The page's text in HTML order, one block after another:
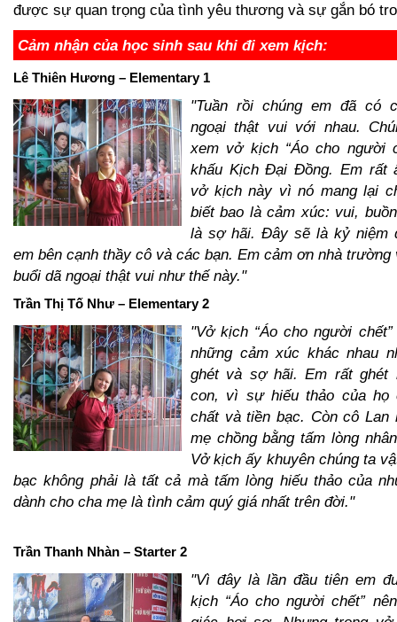
được sự quan trọng của tình yêu thương và sự gắn bó
Cảm nhận của học sinh sau khi đi xem kịch:
Lê Thiên Hương – Elementary 1
"Tuần rồi chúng em đã có
ngoại thật vui với nhau.
xem vở kịch “Áo cho người
khấu Kịch Đại Đồng. Em rất
vở kịch này vì nó mang lại
biết bao là cảm xúc: vui,
là sợ hãi. Đây sẽ là kỷ niệm
em bên cạnh thầy cô và các bạn. Em cảm ơn nhà
buổi dã ngoại thật vui như thế này."
Trần Thị Tố Như – Elementary 2
"Vở kịch “Áo cho người
những cảm xúc khác nhau
ghét và sợ hãi. Em rất ghét
con, vì sự hiếu thảo của họ
chất và tiền bạc. Còn cô Lan
mẹ chồng bằng tấm lòng
Vở kịch ấy khuyên chúng ta
bạc không phải là tất cả mà tấm lòng hiếu thảo của
dành cho cha mẹ là tình cảm quý giá nhất trên đời."
Trần Thanh Nhàn – Starter 2
"Vì đây là lần đầu tiên em
kịch “Áo cho người chết”